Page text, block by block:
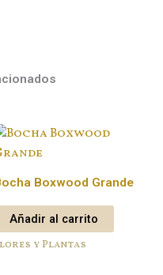
Boxwood Grande
Añadir al carrito
y Plantas